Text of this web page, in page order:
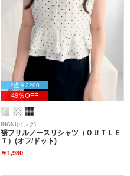
2点￥2200
49％OFF
INGNI(イング)
裾フリルノースリシャツ（ＯＵＴＬＥ
Ｔ）(オフ/ドット)
￥1,980